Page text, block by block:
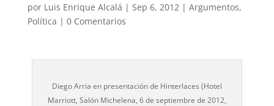
por Luis Enrique Alcalá | Sep 6, 2012| Argumentos,
Política | 0 Comentarios
Diego Arria en presentación de Hinterlaces (Hotel
Marriott, Salón Michelena, 6 de septiembre de 2012,